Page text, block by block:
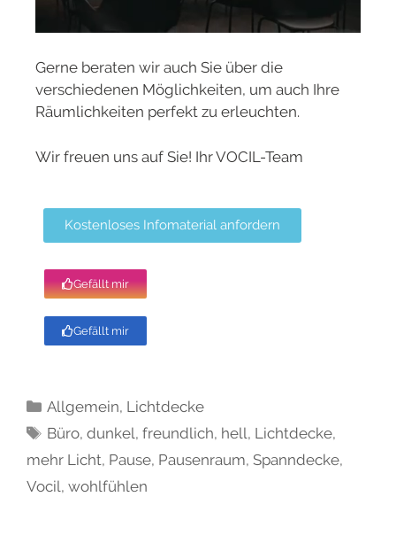
Gerne beraten wir auch Sie über die
verschiedenen Möglichkeiten, um auch Ihre
Räumlichkeiten perfekt zu erleuchten.
Wir freuen uns auf Sie! Ihr VOCIL-Team
Kostenloses Infomaterial anfordern
Gefällt mir
Gefällt mir
Allgemein, Lichtdecke
Büro,dunkel,freundlich, hell, Lichtdecke,
mehr Licht, Pause, Pausenraum, Spanndecke,
Vocil, wohlfühlen